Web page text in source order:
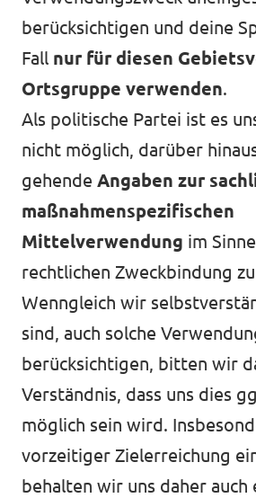
berücksichtigen und deine
Fall nur für diesen
Ortsgruppe verwenden.
Als politische Partei ist es
nicht möglich, darüber
gehende Angaben zur
maßnahmenspezifischen
Mittelverwendung im
rechtlichen Zweckbindung
Wenngleich wir
sind, auch solche
berücksichtigen, bitten wir
Verständnis, dass uns dies
möglich sein wird.
vorzeitiger Zielerreichung
behalten wir uns daher auch